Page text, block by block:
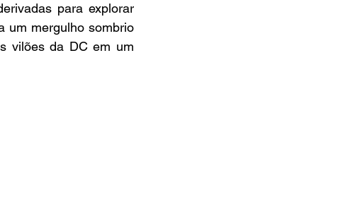
para explorar
um mergulho sombrio
vilões da DC em um